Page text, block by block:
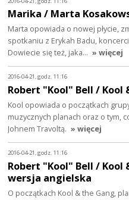
Marika / Marta
Marta opowiada o nowej płycie,
spotkaniu z Erykah Badu,
Dowiecie się też, jaka… » więcej
2016-04-21, godz. 11:16
Robert "Kool" Bell / Kool
Kool opowiada o początkach
muzycznych planach oraz o tym,
Johnem Travoltą. » więcej
2016-04-21, godz. 11:16
Robert "Kool" Bell / Kool
wersja angielska
O początkach Kool & the Gang,